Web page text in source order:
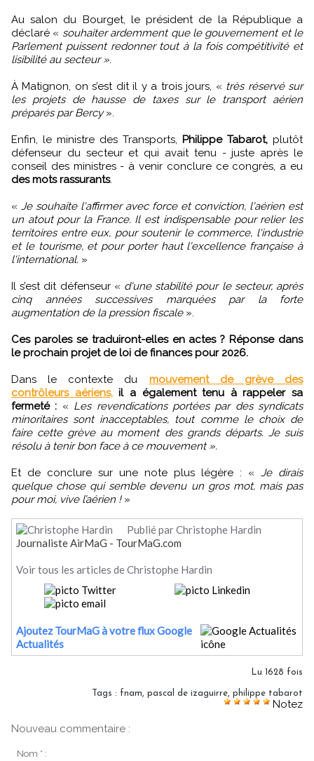
Au salon du Bourget, le président de la République a
déclaré « souhaiter ardemment que le gouvernement et le
Parlement puissent redonner tout à la fois compétitivité et
lisibilité au secteur ».
À Matignon, on s’est dit il y a trois jours, « très réservé sur
les projets de hausse de taxes sur le transport aérien
préparés par Bercy».
Enfin, le ministre des Transports, Philippe Tabarot, plutôt
défenseur du secteur et qui avait tenu - juste après le
conseil des ministres - à venir conclure ce congrès, a eu
des mots rassurants.
« Je souhaite l'affirmer avec force et conviction, l'aérien est
un atout pour la France. Il est indispensable pour relier les
territoires entre eux, pour soutenir le commerce, l'industrie
et le tourisme, et pour porter haut l'excellence française à
l'international. »
Il s’est dit défenseur « d'une stabilité pour le secteur, après
cinq années successives marquées par la forte
augmentation de la pression fiscale».
Ces paroles se traduiront-elles en actes ? Réponse dans
le prochain projet de loi de finances pour 2026.
Dans le contexte du mouvement de grève des
contrôleurs aériens, il a également tenu à rappeler sa
fermeté : « Les revendications portées par des syndicats
minoritaires sont inacceptables, tout comme le choix de
faire cette grève au moment des grands départs. Je suis
résolu à tenir bon face à ce mouvement ».
Et de conclure sur une note plus légère : « Je dirais
quelque chose qui semble devenu un gros mot, mais pas
pour moi, vive l’aérien !»
Publié par Christophe Hardin
Journaliste AirMaG - TourMaG.com
Voir tous les articles de Christophe Hardin
Ajoutez TourMaG à votre flux Google
Actualités
Lu 1628 fois
Tags : fnam, pascal de izaguirre, philippe tabarot
Notez
Nouveau commentaire :
Nom * :